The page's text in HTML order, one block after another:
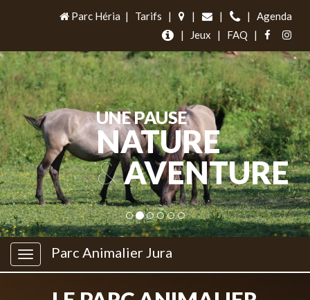
Parc Héria | Tarifs | | | |
Agenda
|
Jeux | FAQ |
UNE PAUSE
NATURE
&AVENTURE
Parc Animalier Jura